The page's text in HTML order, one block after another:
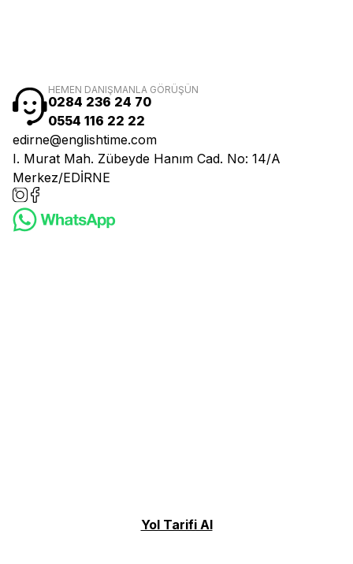
HEMEN DANIŞMANLA GÖRÜŞÜN
0284 236 24 70
0554 116 22 22
edirne@englishtime.com
I. Murat Mah. Zübeyde Hanım Cad. No: 14/A
Merkez/EDİRNE
Yol Tarifi Al